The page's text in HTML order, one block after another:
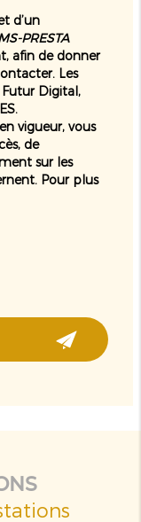
d’un
PRESTA
afin de donner
Les
Digital,
vigueur, vous
de
sur les
Pour plus